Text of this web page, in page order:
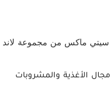
سيتي ماكس من مجموعة لاند
الأغذية والمشروبات